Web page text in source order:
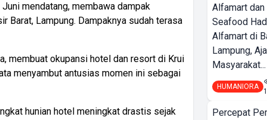
mendatang, membawa dampak
Lampung. Dampaknya sudah terasa
membuat okupansi hotel dan resort di Krui
menyambut antusias momen ini sebagai
hunian hotel meningkat drastis sejak
Alfamart
Seafood
Alfamart di
Lampung,
Masyarakat...
HUMANIORA
Percepat